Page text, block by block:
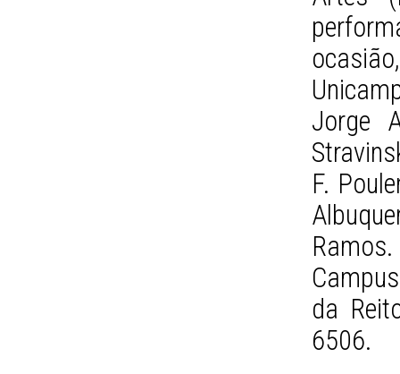
Jorge
F.
da
6506.